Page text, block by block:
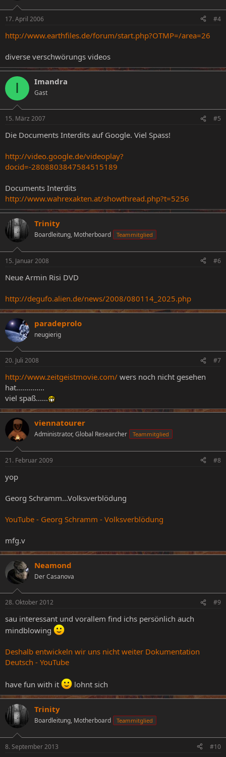
MFG
17. April 2006 #4
http://www.earthfiles.de/forum/start.php?OTMP=/area=26
diverse verschwörungs videos
I Imandra
Gast
15. März 2007 #5
Die Documents Interdits auf Google. Viel Spass!
http://video.google.de/videoplay?
docid=-2808803847584515189
Documents Interdits
http://www.wahrexakten.at/showthread.php?t=5256
Trinity
Boardleitung, Motherboard Teammitglied
15. Januar 2008 #6
Neue Armin Risi DVD
http://degufo.alien.de/news/2008/080114_2025.php
paradeprolo
neugierig
20. Juli 2008 #7
http://www.zeitgeistmovie.com/ wers noch nicht gesehen
hat..............
viel spaß......
viennatourer
Administrator, Global Researcher Teammitglied
21. Februar 2009 #8
yop
Georg Schramm...Volksverblödung
YouTube - Georg Schramm - Volksverblödung
mfg.v
Neamond
Der Casanova
28. Oktober 2012 #9
sau interessant und vorallem find ichs persönlich auch
mindblowing
Deshalb entwickeln wir uns nicht weiter Dokumentation
Deutsch - YouTube
have fun with it lohnt sich
Trinity
Boardleitung, Motherboard Teammitglied
8. September 2013 #10